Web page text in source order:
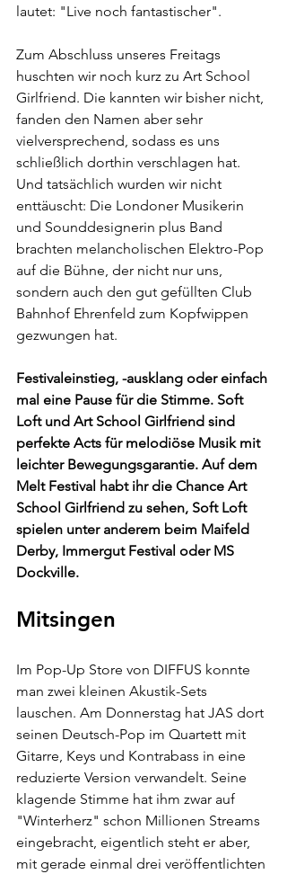
lautet: "Live noch fantastischer".
Zum Abschluss unseres Freitags
huschten wir noch kurz zu Art School
Girlfriend. Die kannten wir bisher nicht,
fanden den Namen aber sehr
vielversprechend, sodass es uns
schließlich dorthin verschlagen hat.
Und tatsächlich wurden wir nicht
enttäuscht: Die Londoner Musikerin
und Sounddesignerin plus Band
brachten melancholischen Elektro-Pop
auf die Bühne, der nicht nur uns,
sondern auch den gut gefüllten Club
Bahnhof Ehrenfeld zum Kopfwippen
gezwungen hat.
Festivaleinstieg, -ausklang oder einfach
mal eine Pause für die Stimme. Soft
Loft und Art School Girlfriend sind
perfekte Acts für melodiöse Musik mit
leichter Bewegungsgarantie. Auf dem
Melt Festival habt ihr die Chance Art
School Girlfriend zu sehen, Soft Loft
spielen unter anderem beim Maifeld
Derby, Immergut Festival oder MS
Dockville.
Mitsingen
Im Pop-Up Store von DIFFUS konnte
man zwei kleinen Akustik-Sets
lauschen. Am Donnerstag hat JAS dort
seinen Deutsch-Pop im Quartett mit
Gitarre, Keys und Kontrabass in eine
reduzierte Version verwandelt. Seine
klagende Stimme hat ihm zwar auf
"Winterherz" schon Millionen Streams
eingebracht, eigentlich steht er aber,
mit gerade einmal drei veröffentlichten